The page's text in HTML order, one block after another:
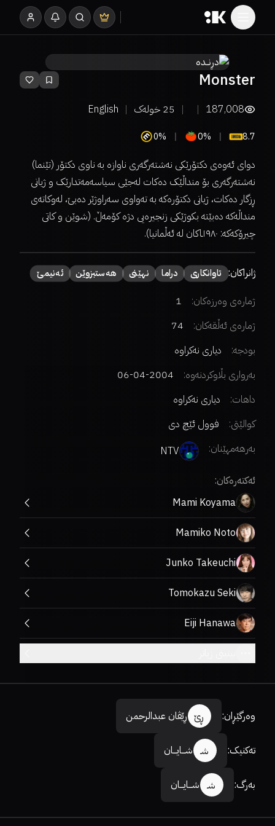
Monster
187,008
25 خولەک English
8.7
0%
0%
دوای ئەوەی دکتۆرێکی نەشتەرگەری ناوازە بە ناوی دکتۆر (تێنما)
نەشتەرگەری بۆ منداڵێک دەکات لەجێی سیاسەمەتدارێک و ژیانی
ڕزگار دەکات، ژیانی دکتۆرەکە بە تەواوی سەراوژێر دەبێ، لەوکاتەی
منداڵەکە دەبێتە بکوژێکی زنجیرەیی دژە کۆمەڵ. (شوێن و کاتی
چیرۆکەکە: ۱۹۸۰ـاکان لە ئەڵمانیا).
ژانراکان: تاوانکاری دراما نهێنی هەستبزوێن ئەنیمێ
ژمارەی وەرزەکان:
1
ژمارەی ئەڵقەکان:
74
بودجە:
دیاری نەکراوە
بەرواری بڵاوکردنەوە:
2004-04-06
داهات:
دیاری نەکراوە
کوالێتی:
فوول ئێچ دی
بەرهەمهێنان:
NTV
ئەکتەرەکان:
Mami Koyama
Mamiko Noto
Junko Takeuchi
Tomokazu Seki
Eiji Hanawa
وەرگێڕان: ڕێ ڕێڤان عبدالرحمن
تەکنیک: شـ شـــایـــان
بەرگ: شـ شـــایـــان